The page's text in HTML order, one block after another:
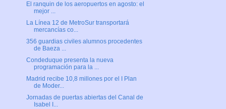
El ranquin de los aeropuertos en agosto: el
mejor ...
La Línea 12 de MetroSur transportará
mercancías co...
356 guardias civiles alumnos procedentes
de Baeza ...
Condeduque presenta la nueva
programación para la ...
Madrid recibe 10,8 millones por el I Plan
de Moder...
Jornadas de puertas abiertas del Canal de
Isabel I...